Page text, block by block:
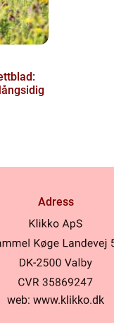
Adress
web: www.klikko.dk